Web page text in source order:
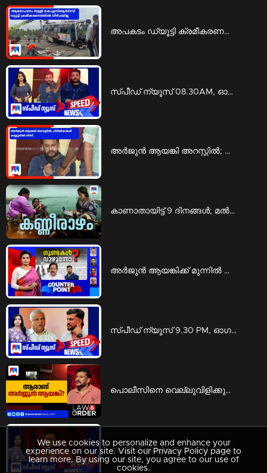
അപകടം ഡ്യൂട്ടി ക്രമീകരണത്തിലെ പാളിച്ചകൊണ്ടല്ല; കെഎസ്ആര്‍ടിസി | ksrtc bengaluru mysuru highway
സ്‌പീഡ് ന്യൂസ് 08.30AM, ഓഗസ്റ്റ് 09, 2026 | Speed News
അര്‍ജുന്‍ ആയങ്കി അറസ്റ്റില്‍; പിടിയിലായത് കണ്ണൂരില്‍ നിന്ന് | Arjun Ayanki arrest
കാണാതായിട്ട് 9 ദിനങ്ങള്‍; മല്‍സ്യത്തൊഴിലാളികളെയും കാത്ത് കുടുംബങ്ങള്‍ | Fishermen
അര്‍ജുന്‍ ആയങ്കിക്ക് മുന്നില്‍ മുട്ടുമടക്കിയോ കേരള പൊലീസ്? | Counter Point
സ്പീഡ് ന്യൂസ് 9.30 PM, ഓഗസ്റ്റ് 08, 2026 | Speed News
പൊലീസിനെ വെല്ലുവിളിക്കുന്ന ഗുണ്ടാനേതാവ്; ആരാണ് അര്‍ജുന്‍ ആയങ്കി? | Law and Order
സ്പീഡ് ന്യൂസ് 6.30 PM, ഓഗസ്റ്റ് 08, 2026 | Speed News
We use cookies to personalize and enhance your
experience on our site. Visit our Privacy Policy page to
learn more. By using our site, you agree to our use of
cookies.